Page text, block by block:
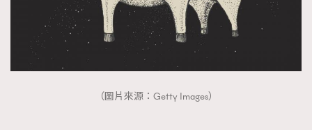
（圖片來源：Getty Images）